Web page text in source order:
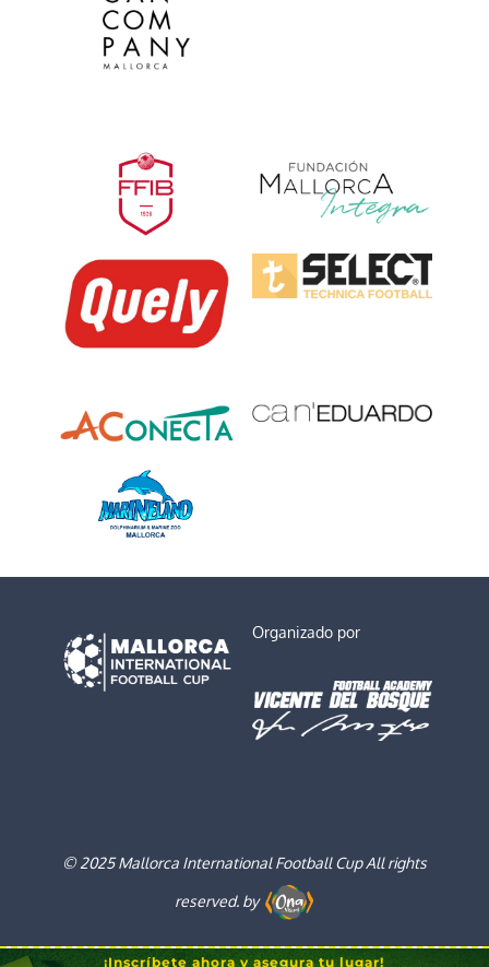
Organizado por
© 2025 Mallorca International Football Cup All rights
reserved. by
¡Inscríbete ahora y asegura tu lugar!